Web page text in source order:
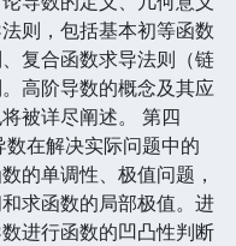
则，包括基本初等函数
复合函数求导法则（链
高阶导数的概念及其应
被详尽阐述。 第四
在解决实际问题中的
的单调性、极值问题，
求函数的局部极值。进
进行函数的凹凸性判断